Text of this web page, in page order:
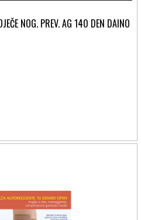
NOG. PREV. AG 140 DEN DAINO